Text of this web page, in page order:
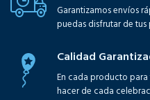
Garantizamos envíos
puedas disfrutar de
Calidad
En cada producto
hacer de cada